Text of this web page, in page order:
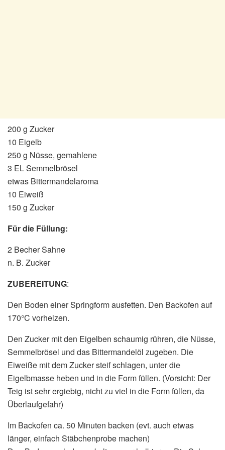
200 g Zucker
10 Eigelb
250 g Nüsse, gemahlene
3 EL Semmelbrösel
etwas Bittermandelaroma
10 Eiweiß
150 g Zucker
Für die Füllung:
2 Becher Sahne
n. B. Zucker
ZUBEREITUNG:
Den Boden einer Springform ausfetten. Den Backofen auf
170°C vorheizen.
Den Zucker mit den Eigelben schaumig rühren, die Nüsse,
Semmelbrösel und das Bittermandelöl zugeben. Die
Eiweiße mit dem Zucker steif schlagen, unter die
Eigelbmasse heben und in die Form füllen. (Vorsicht: Der
Teig ist sehr ergiebig, nicht zu viel in die Form füllen, da
Überlaufgefahr)
Im Backofen ca. 50 Minuten backen (evt. auch etwas
länger, einfach Stäbchenprobe machen)